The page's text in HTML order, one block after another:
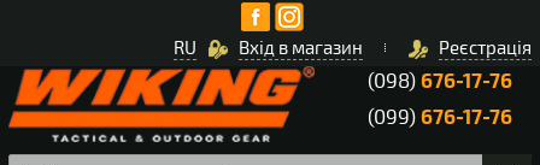
Вхід в магазин Реєстрація
RU
(098)676-17-76
(099)676-17-76